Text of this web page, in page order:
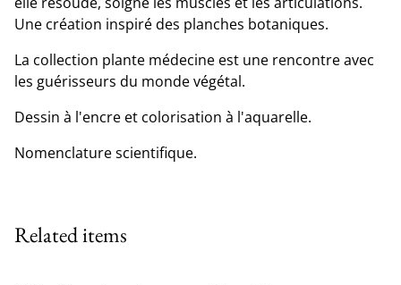
Une création inspiré des planches botaniques.
La collection plante médecine est une rencontre avec
les guérisseurs du monde végétal.
Dessin à l'encre et colorisation à l'aquarelle.
Nomenclature scientifique.
Related items